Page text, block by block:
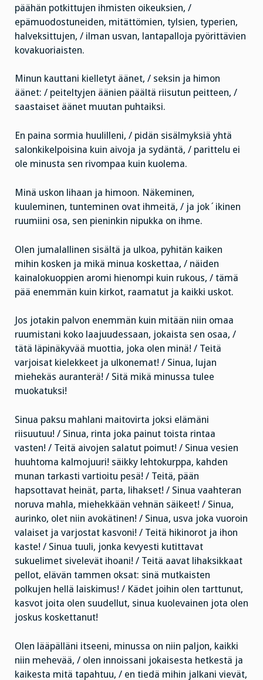
päähän potkittujen ihmisten oikeuksien, /
epämuodostuneiden, mitättömien, tylsien, typerien,
halveksittujen, / ilman usvan, lantapalloja pyörittävien
kovakuoriaisten.
Minun kauttani kielletyt äänet, / seksin ja himon
äänet: / peiteltyjen äänien päältä riisutun peitteen, /
saastaiset äänet muutan puhtaiksi.
En paina sormia huulilleni, / pidän sisälmyksiä yhtä
salonkikelpoisina kuin aivoja ja sydäntä, / parittelu ei
ole minusta sen rivompaa kuin kuolema.
Minä uskon lihaan ja himoon. Näkeminen,
kuuleminen, tunteminen ovat ihmeitä, / ja jok´ikinen
ruumiini osa, sen pieninkin nipukka on ihme.
Olen jumalallinen sisältä ja ulkoa, pyhitän kaiken
mihin kosken ja mikä minua koskettaa, / näiden
kainalokuoppien aromi hienompi kuin rukous, / tämä
pää enemmän kuin kirkot, raamatut ja kaikki uskot.
Jos jotakin palvon enemmän kuin mitään niin omaa
ruumistani koko laajuudessaan, jokaista sen osaa, /
tätä läpinäkyvää muottia, joka olen minä! / Teitä
varjoisat kielekkeet ja ulkonemat! / Sinua, lujan
miehekäs auranterä! / Sitä mikä minussa tulee
muokatuksi!
Sinua paksu mahlani maitovirta joksi elämäni
riisuutuu! / Sinua, rinta joka painut toista rintaa
vasten! / Teitä aivojen salatut poimut! / Sinua vesien
huuhtoma kalmojuuri! säikky lehtokurppa, kahden
munan tarkasti vartioitu pesä! / Teitä, pään
hapsottavat heinät, parta, lihakset! / Sinua vaahteran
noruva mahla, miehekkään vehnän säikeet! / Sinua,
aurinko, olet niin avokätinen! / Sinua, usva joka vuoroin
valaiset ja varjostat kasvoni! / Teitä hikinorot ja ihon
kaste! / Sinua tuuli, jonka kevyesti kutittavat
sukuelimet sivelevät ihoani! / Teitä aavat lihaksikkaat
pellot, elävän tammen oksat: sinä mutkaisten
polkujen hellä laiskimus! / Kädet joihin olen tarttunut,
kasvot joita olen suudellut, sinua kuolevainen jota olen
joskus koskettanut!
Olen lääpälläni itseeni, minussa on niin paljon, kaikki
niin mehevää, / olen innoissani jokaisesta hetkestä ja
kaikesta mitä tapahtuu, / en tiedä mihin jalkani vievät,